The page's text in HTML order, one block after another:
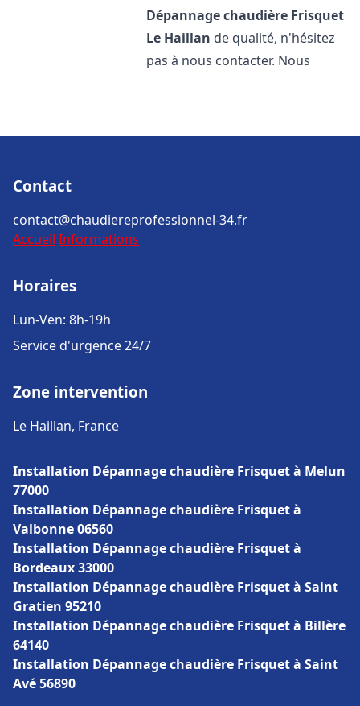
Dépannage chaudière Frisquet
Le Haillan de qualité, n'hésitez
pas à nous contacter. Nous
Contact
contact@chaudiereprofessionnel-34.fr
Accueil Informations
Horaires
Lun-Ven: 8h-19h
Service d'urgence 24/7
Zone intervention
Le Haillan, France
Installation Dépannage chaudière Frisquet à Melun
77000
Installation Dépannage chaudière Frisquet à
Valbonne 06560
Installation Dépannage chaudière Frisquet à
Bordeaux 33000
Installation Dépannage chaudière Frisquet à Saint
Gratien 95210
Installation Dépannage chaudière Frisquet à Billère
64140
Installation Dépannage chaudière Frisquet à Saint
Avé 56890